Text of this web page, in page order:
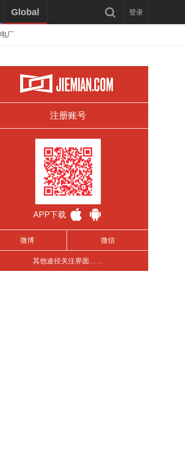
电厂
Global 登录
注册账号
APP下载
微博 微信
其他途径关注界面……